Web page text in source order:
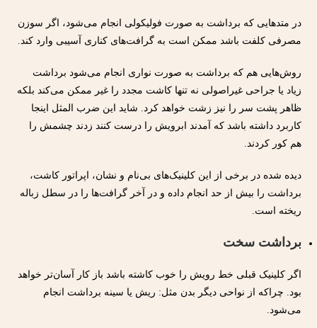
در متدهایی که برداشت به صورت فولیکولی انجام می‌شود، اگر سوزن‌
مصرفی کلفت باشد ممکن است به گرافت‌های کناری آسیبی وارد کند.
روش‌هایی هم که برداشت به صورت نواری انجام می‌شود برداشت
زیاد یا جراحی غیراصولی نه تنها کاشت مجدد را غیر ممکن می‌کند بلکه
ظاهر پشت سر را نیز زشت خواهد کرد. شاید این ضرب المثل اینجا
کاربرد داشته باشد که آمدند ابرویش را درست کنند زدند چشمش را
هم کور کردند.
دیده شده در برخی از این کلینیک‌های بی‌نام و نشان، اپراتور کاشت،
برداشت را بیش از حد انجام داده و در آخر گرافت‌ها را در سطل زباله
ریخته است.
برداشت سخت‌
اگر کلینیک قبلی خط رویش را خوب کاشته باشد باز کار آسان‌تر خواهد
بود. چراکه از نواحی دیگر بدن مثل: ریش یا سینه برداشت انجام
می‌شود.